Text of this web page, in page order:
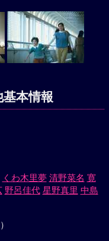
本情報
くわ木里夢 清野菜名 寛
野呂佳代 星野真里 中島